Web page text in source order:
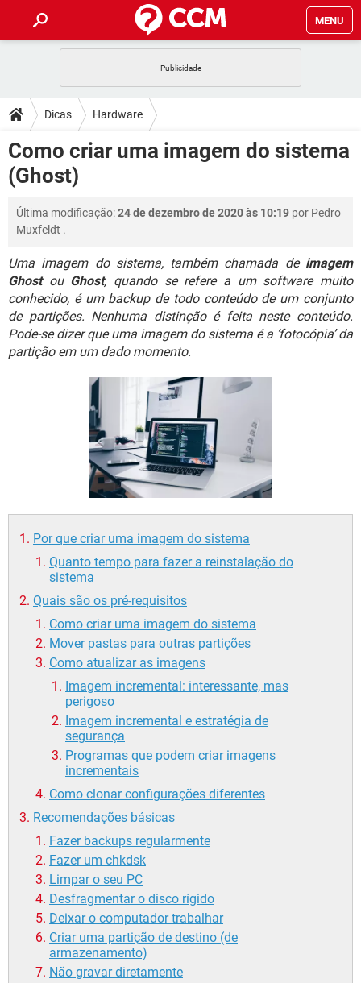
MENU
CELULAR
OUTLOOK EXCEL
INSTAGRAM
DICAS
JOGOS
CELULAR FACEBOOK
INSTAGRAM GMAIL
DOWNLOADS
JOGOS
OUTLOOK
INSTAGRAM GMAIL
GUIA DE COMPRAS
FÓRUM
JOGOS WHATSAPP
OUTLOOK EXCEL
INSTAGRAM GMAIL
GUIA DE COMPRAS
GLOSSÁRIO
JOGOS WHATSAPP
CELULAR FACEBOOK
OUTLOOK EXCEL
INSTAGRAM GMAIL
Dicas Hardware
Como criar uma imagem do sistema
(Ghost)
Última modificação:24 de dezembro de 2020 às 10:19 por Pedro
Muxfeldt .
Uma imagem do sistema, também chamada de imagem
Ghostou Ghost, quando se refere a um software muito
conhecido, é um backup de todo conteúdo de um conjunto
de partições. Nenhuma distinção é feita neste conteúdo.
Pode-se dizer que uma imagem do sistema é a ‘fotocópia’ da
partição em um dado momento.
Por que criar uma imagem do sistema
Quanto tempo para fazer a reinstalação do
sistema
Quais são os pré-requisitos
Como criar uma imagem do sistema
Mover pastas para outras partições
Como atualizar as imagens
Imagem incremental: interessante, mas
perigoso
Imagem incremental e estratégia de
segurança
Programas que podem criar imagens
incrementais
Como clonar configurações diferentes
Recomendações básicas
Fazer backups regularmente
Fazer um chkdsk
Limpar o seu PC
Desfragmentar o disco rígido
Deixar o computador trabalhar
Criar uma partição de destino (de
armazenamento)
Não gravar diretamente